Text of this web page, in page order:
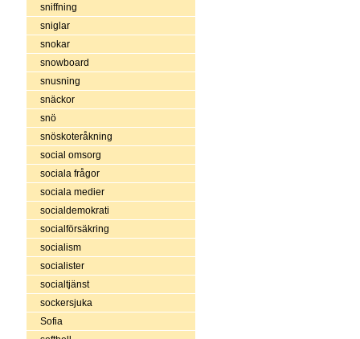
sniffning
sniglar
snokar
snowboard
snusning
snäckor
snö
snöskoteråkning
social omsorg
sociala frågor
sociala medier
socialdemokrati
socialförsäkring
socialism
socialister
socialtjänst
sockersjuka
Sofia